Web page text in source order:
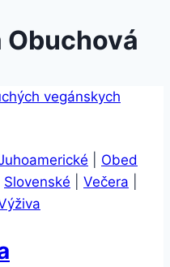
Obed
Slovenské Večera